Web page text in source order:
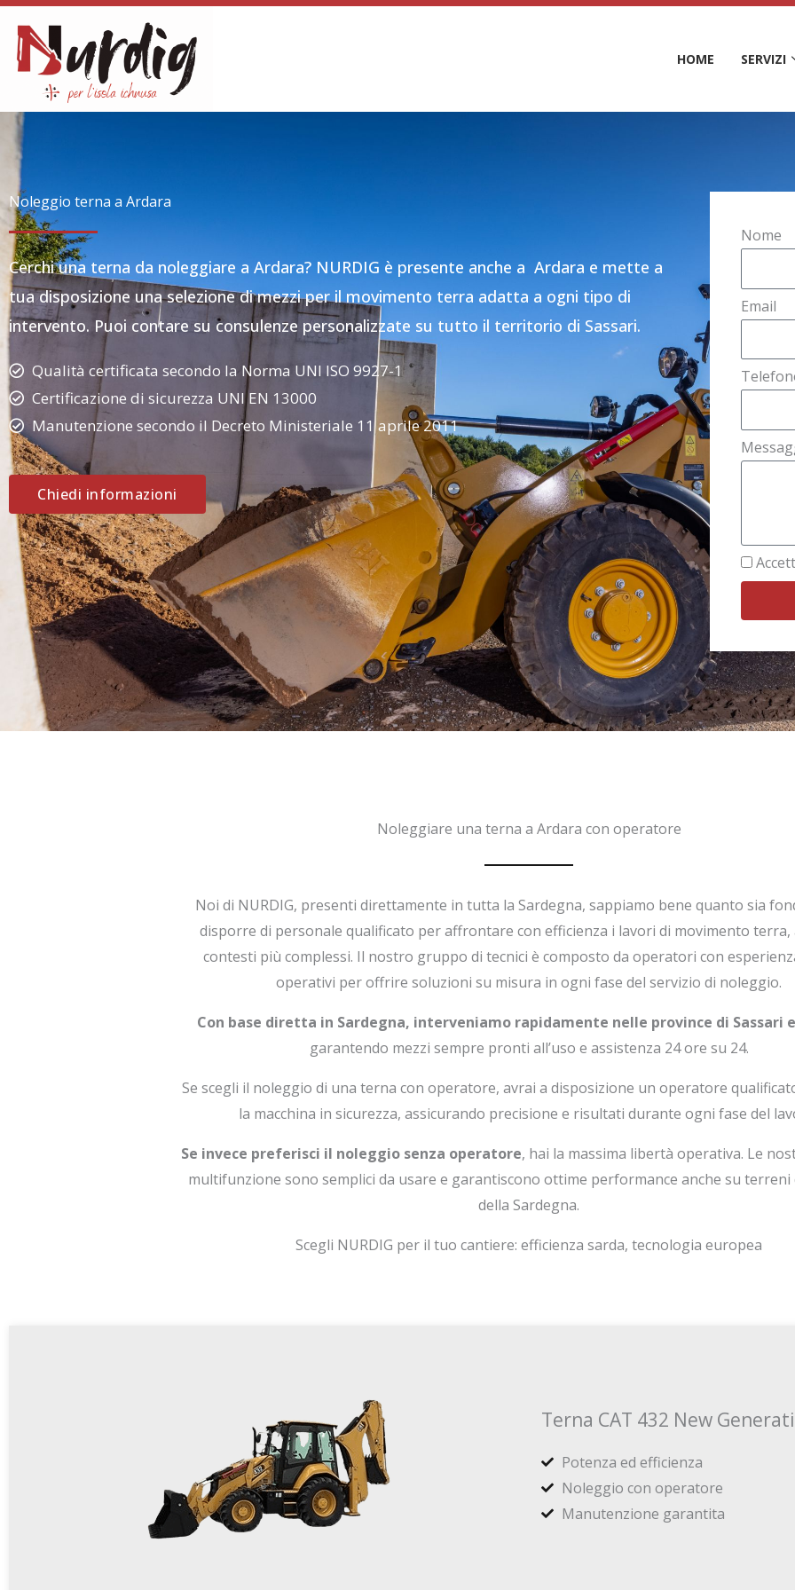
Vai
contenuto
HOME SERVIZI
Noleggio terna a Ardara
Cerchi una terna da noleggiare a Ardara? NURDIG è presente anche a Ardara e mette a
tua disposizione una selezione di mezzi per il movimento terra adatta a ogni tipo di
intervento. Puoi contare su consulenze personalizzate su tutto il territorio di Sassari.
Qualità certificata secondo la Norma UNI ISO 9927-1
Certificazione di sicurezza UNI EN 13000
Manutenzione secondo il Decreto Ministeriale 11 aprile 2011
Chiedi informazioni
Nome
Email
Noleggiare una terna a Ardara con operatore
Noi di NURDIG, presenti direttamente in tutta la Sardegna, sappiamo bene quanto sia
disporre di personale qualificato per affrontare con efficienza i lavori di movimento terra,
contesti più complessi. Il nostro gruppo di tecnici è composto da operatori con
operativi per offrire soluzioni su misura in ogni fase del servizio di noleggio.
Con base diretta in Sardegna, interveniamo rapidamente nelle province di Sassari
garantendo mezzi sempre pronti all’uso e assistenza 24 ore su 24.
Se scegli il noleggio di una terna con operatore, avrai a disposizione un operatore
la macchina in sicurezza, assicurando precisione e risultati durante ogni fase del
Se invece preferisci il noleggio senza operatore, hai la massima libertà operativa. Le
multifunzione sono semplici da usare e garantiscono ottime performance anche su terreni
della Sardegna.
Scegli NURDIG per il tuo cantiere: efficienza sarda, tecnologia europea
Terna CAT 432 New
Potenza ed efficienza
Noleggio con operatore
Manutenzione garantita